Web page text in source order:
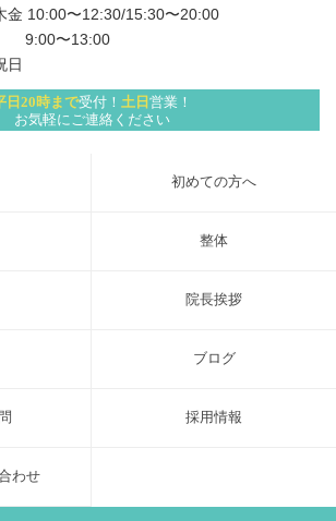
金 10:00〜12:30/15:30〜20:00
9:00〜13:00
日
日20時まで受付！ 土日 営業！
お気軽にご連絡ください
初めての方へ
整体
院長挨拶
ブログ
採用情報
わせ